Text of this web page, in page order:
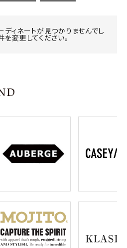
ィネートが見つかりませんでし
を変更してください。